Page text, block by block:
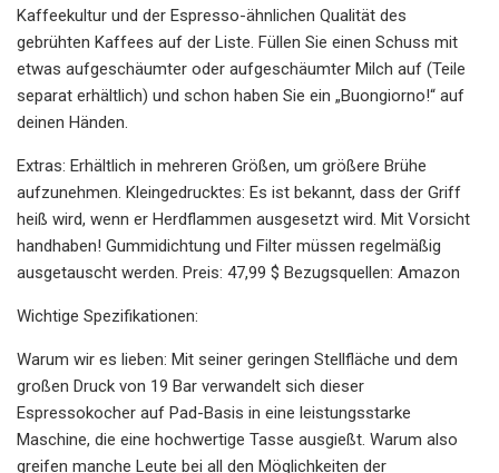
Kaffeekultur und der Espresso-ähnlichen Qualität des
gebrühten Kaffees auf der Liste. Füllen Sie einen Schuss mit
etwas aufgeschäumter oder aufgeschäumter Milch auf (Teile
separat erhältlich) und schon haben Sie ein „Buongiorno!“ auf
deinen Händen.
Extras: Erhältlich in mehreren Größen, um größere Brühe
aufzunehmen. Kleingedrucktes: Es ist bekannt, dass der Griff
heiß wird, wenn er Herdflammen ausgesetzt wird. Mit Vorsicht
handhaben! Gummidichtung und Filter müssen regelmäßig
ausgetauscht werden. Preis: 47,99 $ Bezugsquellen: Amazon
Wichtige Spezifikationen:
Warum wir es lieben: Mit seiner geringen Stellfläche und dem
großen Druck von 19 Bar verwandelt sich dieser
Espressokocher auf Pad-Basis in eine leistungsstarke
Maschine, die eine hochwertige Tasse ausgießt. Warum also
greifen manche Leute bei all den Möglichkeiten der